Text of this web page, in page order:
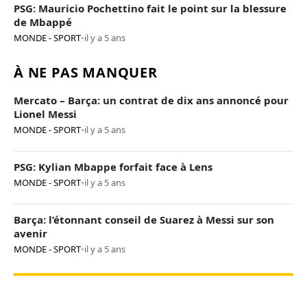
PSG: Mauricio Pochettino fait le point sur la blessure
de Mbappé
MONDE - SPORT•il y a 5 ans
À NE PAS MANQUER
Mercato – Barça: un contrat de dix ans annoncé pour
Lionel Messi
MONDE - SPORT•il y a 5 ans
PSG: Kylian Mbappe forfait face à Lens
MONDE - SPORT•il y a 5 ans
Barça: l’étonnant conseil de Suarez à Messi sur son
avenir
MONDE - SPORT•il y a 5 ans